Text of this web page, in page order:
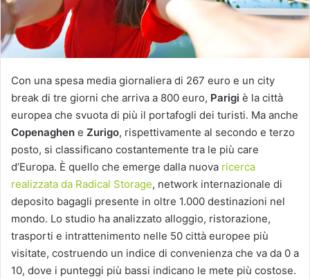
Con una spesa media giornaliera di 267 euro e un city
break di tre giorni che arriva a 800 euro, Parigi è la città
europea che svuota di più il portafogli dei turisti. Ma anche
Copenaghen e Zurigo, rispettivamente al secondo e terzo
posto, si classificano costantemente tra le più care
d’Europa. È quello che emerge dalla nuova ricerca
realizzata da Radical Storage, network internazionale di
deposito bagagli presente in oltre 1.000 destinazioni nel
mondo. Lo studio ha analizzato alloggio, ristorazione,
trasporti e intrattenimento nelle 50 città europee più
visitate, costruendo un indice di convenienza che va da 0 a
10, dove i punteggi più bassi indicano le mete più costose.